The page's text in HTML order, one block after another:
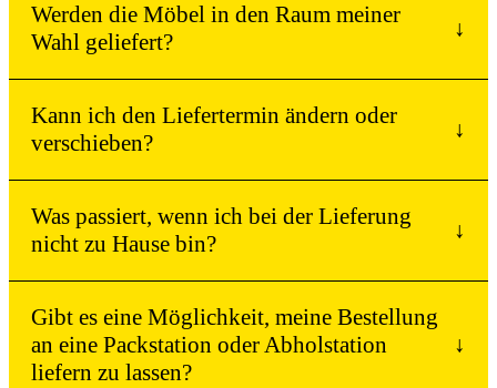
Werden die Möbel in den Raum meiner
Wahl geliefert?
↓
Kann ich den Liefertermin ändern oder
verschieben?
↓
Was passiert, wenn ich bei der Lieferung
nicht zu Hause bin?
↓
Gibt es eine Möglichkeit, meine Bestellung
an eine Packstation oder Abholstation
liefern zu lassen?
↓